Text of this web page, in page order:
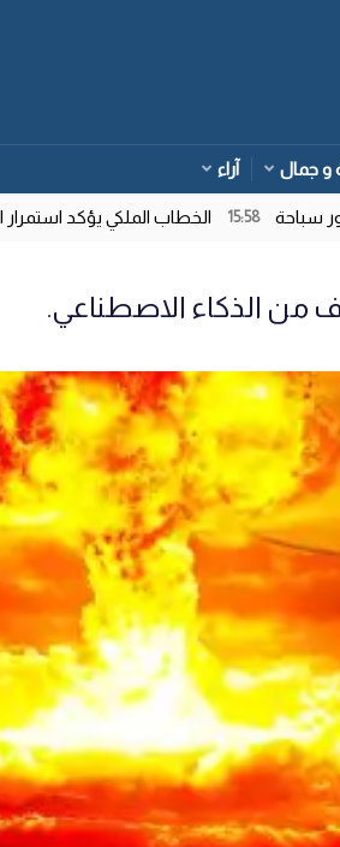
جمال آراء
15:58 الخطاب الملكي يؤكد استمرار
من الذكاء الاصطناعي.